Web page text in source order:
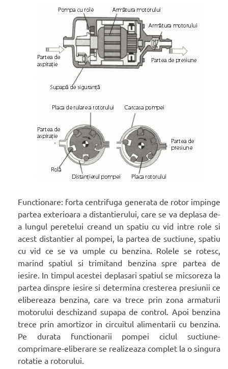
Functionare: forta centrifuga generata de rotor impinge
partea exterioara a distantierului, care se va deplasa de-
a lungul peretelui creand un spatiu cu vid intre role si
acest distantier al pompei, la partea de suctiune, spatiu
cu vid ce se va umple cu benzina. Rolele se rotesc,
marind spatiul si trimitand benzina spre partea de
iesire. In timpul acestei deplasari spatiul se micsoreza la
partea dinspre iesire si determina cresterea presiunii ce
elibereaza benzina, care va trece prin zona armaturii
motorului deschizand supapa de control. Apoi benzina
trece prin amortizor in circuitul alimentarii cu benzina.
Pe durata functionarii pompei ciclul suctiune-
comprimare-eliberare se realizeaza complet la o singura
rotatie a rotorului.